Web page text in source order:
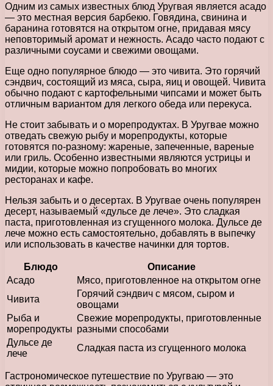
Одним из самых известных блюд Уругвая является асадо
— это местная версия барбекю. Говядина, свинина и
баранина готовятся на открытом огне, придавая мясу
неповторимый аромат и нежность. Асадо часто подают с
различными соусами и свежими овощами.
Еще одно популярное блюдо — это чивита. Это горячий
сэндвич, состоящий из мяса, сыра, яиц и овощей. Чивита
обычно подают с картофельными чипсами и может быть
отличным вариантом для легкого обеда или перекуса.
Не стоит забывать и о морепродуктах. В Уругвае можно
отведать свежую рыбу и морепродукты, которые
готовятся по-разному: жареные, запеченные, вареные
или гриль. Особенно известными являются устрицы и
мидии, которые можно попробовать во многих
ресторанах и кафе.
Нельзя забыть и о десертах. В Уругвае очень популярен
десерт, называемый «дульсе де лече». Это сладкая
паста, приготовленная из сгущенного молока. Дульсе де
лече можно есть самостоятельно, добавлять в выпечку
или использовать в качестве начинки для тортов.
Блюдо
Описание
Асадо
Мясо, приготовленное на открытом огне
Чивита
Горячий сэндвич с мясом, сыром и
овощами
Рыба и
морепродукты
Свежие морепродукты, приготовленные
разными способами
Дульсе де
лече
Сладкая паста из сгущенного молока
Гастрономическое путешествие по Уругваю — это